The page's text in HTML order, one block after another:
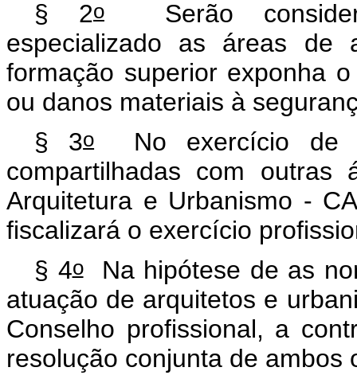
§ 2o Serão
especializado as áreas de
formação superior exponha
ou danos materiais à
§ 3oNo exercício de
compartilhadas com outras
Arquitetura e Urbanismo -
fiscalizará o exercício
§ 4oNa hipótese de as
atuação de arquitetos e
Conselho profissional, a
resolução conjunta de ambos